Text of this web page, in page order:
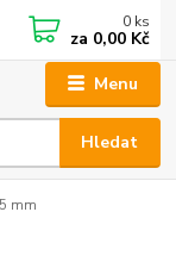
Menu
Hledat
0 ks
za 0,00 Kč
mm